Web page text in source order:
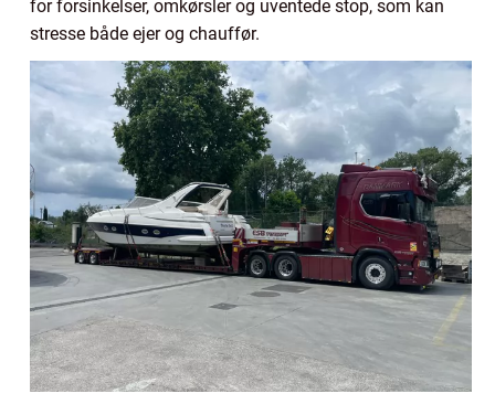
for forsinkelser, omkørsler og uventede stop, som kan
stresse både ejer og chauffør.